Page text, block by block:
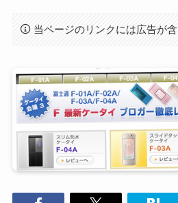
当ページのリンクには広告が含